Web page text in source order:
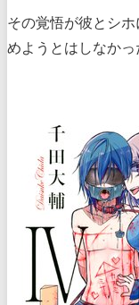
その覚悟が彼とシ
めようとはしなかっ